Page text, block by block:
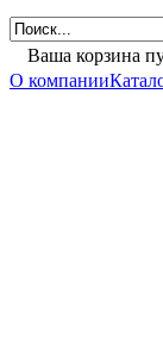
Ваша корзина
О компании